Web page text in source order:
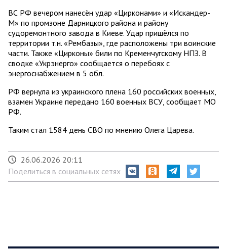
ВС РФ вечером нанесён удар «Цирконами» и «Искандер-
М» по промзоне Дарницкого района и району
судоремонтного завода в Киеве. Удар пришёлся по
территории т.н. «Рембазы», где расположены три воинские
части. Также «Цирконы» били по Кременчугскому НПЗ. В
сводке «Укрэнерго» сообщается о перебоях с
энергоснабжением в 5 обл.
РФ вернула из украинского плена 160 российских военных,
взамен Украине передано 160 военных ВСУ, сообщает МО
РФ.
Таким стал 1584 день СВО по мнению Олега Царева.
26.06.2026 20:11
Поделиться в социальных сетях